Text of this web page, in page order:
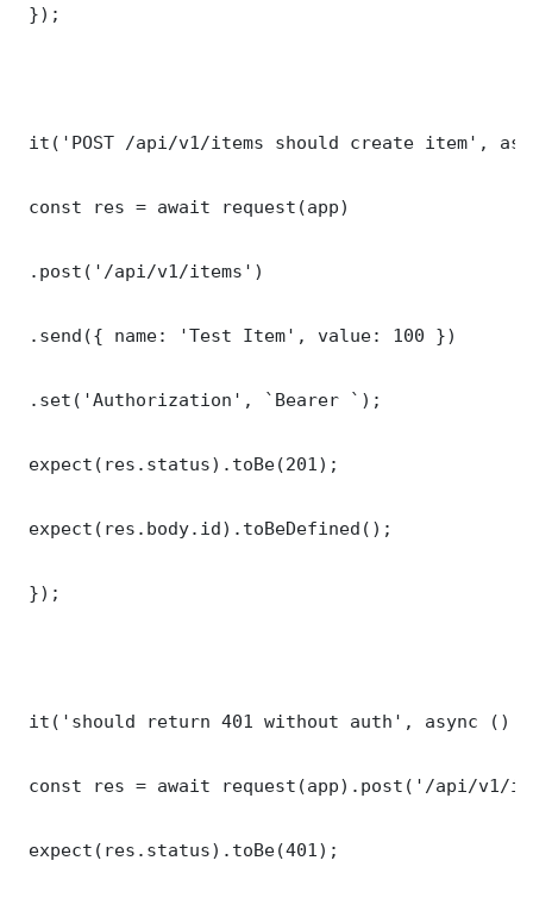
});
it('POST /api/v1/items should create item',
const res = await request(app)
.post('/api/v1/items')
.send({ name: 'Test Item', value: 100 })
.set('Authorization', `Bearer `);
expect(res.status).toBe(201);
expect(res.body.id).toBeDefined();
});
it('should return 401 without auth', async ()
const res = await request(app).post('/api/v1/
expect(res.status).toBe(401);